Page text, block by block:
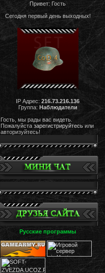
Привет: Гость
Сегодня первый день выходных!
IP Адрес: 216.73.216.136
Группа: Наблюдатели
Гость, мы рады вас видеть.
Пожалуйста зарегистрируйтесь или
авторизуйтесь!
Русские программы